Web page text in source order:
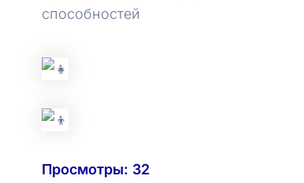
способностей
Просмотры: 32